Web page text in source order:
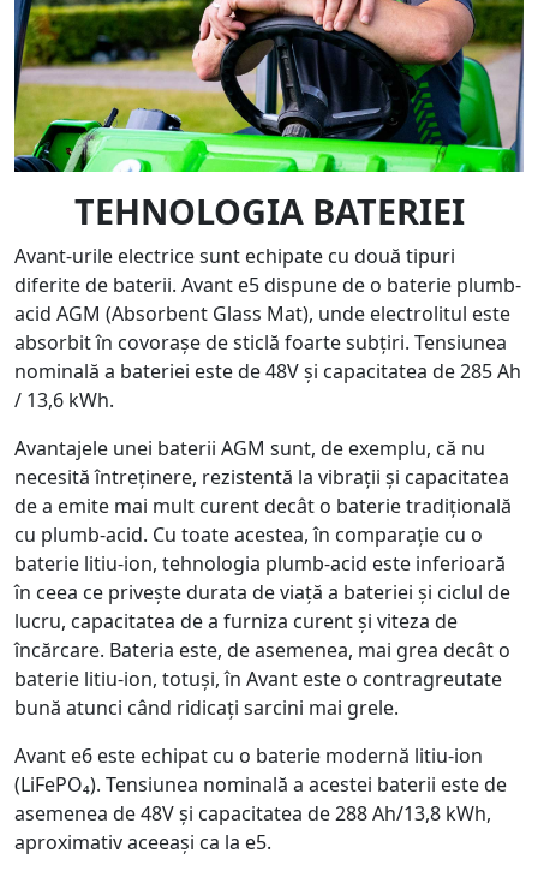
TEHNOLOGIA BATERIEI
Avant-urile electrice sunt echipate cu două tipuri
diferite de baterii. Avant e5 dispune de o baterie plumb-
acid AGM (Absorbent Glass Mat), unde electrolitul este
absorbit în covorașe de sticlă foarte subțiri. Tensiunea
nominală a bateriei este de 48V și capacitatea de 285 Ah
/ 13,6 kWh.
Avantajele unei baterii AGM sunt, de exemplu, că nu
necesită întreținere, rezistentă la vibrații și capacitatea
de a emite mai mult curent decât o baterie tradițională
cu plumb-acid. Cu toate acestea, în comparație cu o
baterie litiu-ion, tehnologia plumb-acid este inferioară
în ceea ce privește durata de viață a bateriei și ciclul de
lucru, capacitatea de a furniza curent și viteza de
încărcare. Bateria este, de asemenea, mai grea decât o
baterie litiu-ion, totuși, în Avant este o contragreutate
bună atunci când ridicați sarcini mai grele.
Avant e6 este echipat cu o baterie modernă litiu-ion
(LiFePO₄). Tensiunea nominală a acestei baterii este de
asemenea de 48V și capacitatea de 288 Ah/13,8 kWh,
aproximativ aceeași ca la e5.